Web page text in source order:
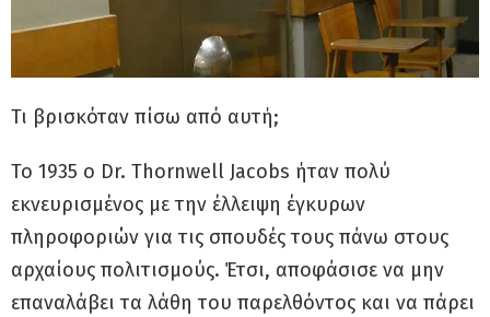
Τι βρισκόταν πίσω από αυτή;
Το 1935 ο Dr. Thornwell Jacobs ήταν πολύ
εκνευρισμένος με την έλλειψη έγκυρων
πληροφοριών για τις σπουδές τους πάνω στους
αρχαίους πολιτισμούς. Έτσι, αποφάσισε να μην
επαναλάβει τα λάθη του παρελθόντος και να πάρει